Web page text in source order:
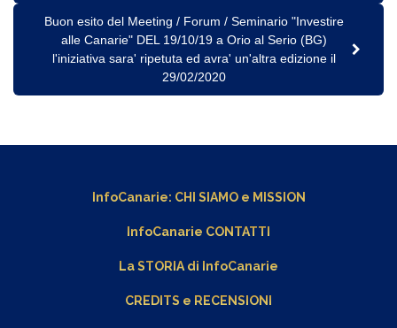
Buon esito del Meeting / Forum / Seminario "Investire
alle Canarie" DEL 19/10/19 a Orio al Serio (BG)
l'iniziativa sara' ripetuta ed avra' un'altra edizione il
29/02/2020
InfoCanarie: CHI SIAMOe MISSION
InfoCanarie CONTATTI
La STORIA di InfoCanarie
CREDITS e RECENSIONI